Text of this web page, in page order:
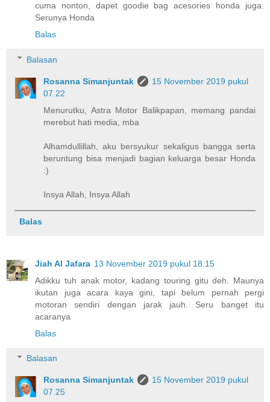
cuma nonton, dapet goodie bag acesories honda juga.
Serunya Honda
Balas
Balasan
Rosanna Simanjuntak
15 November 2019 pukul
07.22
Menurutku, Astra Motor Balikpapan, memang pandai
merebut hati media, mba
Alhamdullillah, aku bersyukur sekaligus bangga serta
beruntung bisa menjadi bagian keluarga besar Honda
:)
Insya Allah, Insya Allah
Balas
Jiah Al Jafara 13 November 2019 pukul 18.15
Adikku tuh anak motor, kadang touring gitu deh. Maunya
ikutan juga acara kaya gini, tapi belum pernah pergi
motoran sendiri dengan jarak jauh. Seru banget itu
acaranya
Balas
Balasan
Rosanna Simanjuntak
15 November 2019 pukul
07.25